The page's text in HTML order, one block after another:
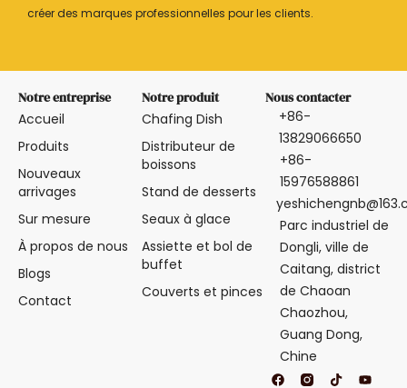
créer des marques professionnelles pour les clients.
Notre entreprise
Accueil
Produits
Nouveaux
arrivages
Sur mesure
À propos de nous
Blogs
Contact
Notre produit
Chafing Dish
Distributeur de
boissons
Stand de desserts
Seaux à glace
Assiette et bol de
buffet
Couverts et pinces
Nous contacter
+86-
13829066650
+86-
15976588861
Parc industriel de
Dongli, ville de
Caitang, district
de Chaoan
Chaozhou,
Guang Dong,
Chine
F
T Y